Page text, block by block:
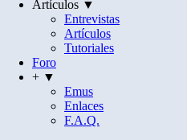
Artículos ▼
Entrevistas
Artículos
Tutoriales
Foro
+ ▼
Emus
Enlaces
F.A.Q.